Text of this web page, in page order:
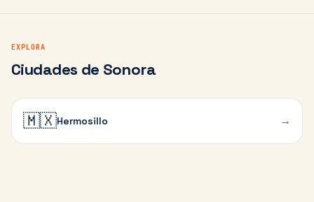
EXPLORA
Ciudades de Sonora
🇲🇽Hermosillo →